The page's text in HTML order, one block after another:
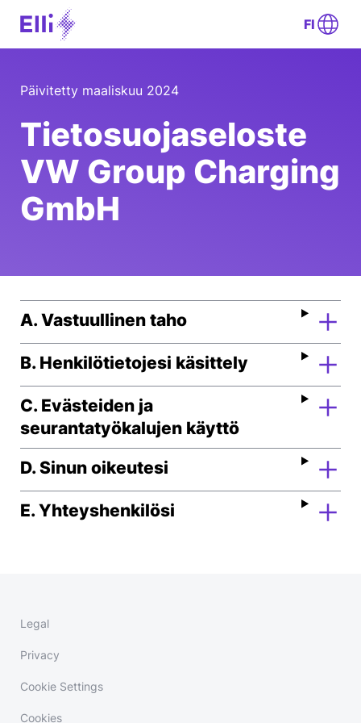
FI
Päivitetty maaliskuu 2024
Tietosuojaseloste
VW Group Charging
GmbH
A. Vastuullinen taho
B. Henkilötietojesi käsittely
C. Evästeiden ja
seurantatyökalujen käyttö
D. Sinun oikeutesi
E. Yhteyshenkilösi
Legal
Privacy
Cookie Settings
Cookies